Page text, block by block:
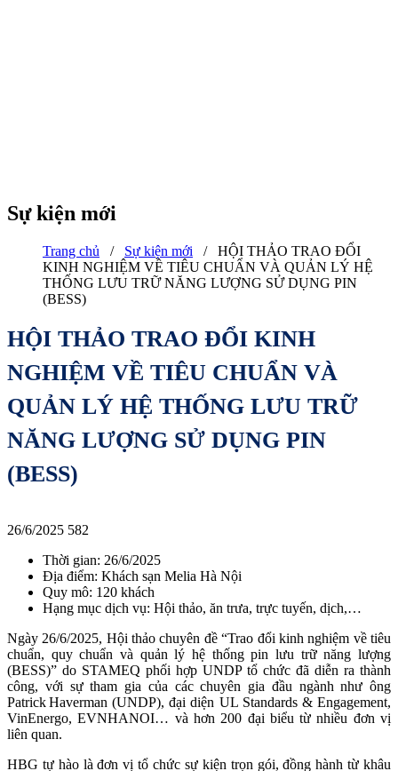
Sự kiện mới
Trang chủ / Sự kiện mới / HỘI THẢO TRAO ĐỔI
KINH NGHIỆM VỀ TIÊU CHUẨN VÀ QUẢN LÝ HỆ
THỐNG LƯU TRỮ NĂNG LƯỢNG SỬ DỤNG PIN
(BESS)
HỘI THẢO TRAO ĐỔI KINH
NGHIỆM VỀ TIÊU CHUẨN VÀ
QUẢN LÝ HỆ THỐNG LƯU TRỮ
NĂNG LƯỢNG SỬ DỤNG PIN
(BESS)
26/6/2025 582
Thời gian: 26/6/2025
Địa điểm: Khách sạn Melia Hà Nội
Quy mô: 120 khách
Hạng mục dịch vụ: Hội thảo, ăn trưa, trực tuyến, dịch,…
Ngày 26/6/2025, Hội thảo chuyên đề “Trao đổi kinh nghiệm về tiêu
chuẩn, quy chuẩn và quản lý hệ thống pin lưu trữ năng lượng
(BESS)” do STAMEQ phối hợp UNDP tổ chức đã diễn ra thành
công, với sự tham gia của các chuyên gia đầu ngành như ông
Patrick Haverman (UNDP), đại diện UL Standards & Engagement,
VinEnergo, EVNHANOI… và hơn 200 đại biểu từ nhiều đơn vị
liên quan.
HBG tự hào là đơn vị tổ chức sự kiện trọn gói, đồng hành từ khâu